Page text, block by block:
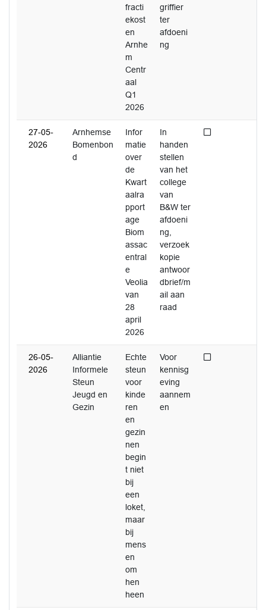
fracti
ekost
en
Arnhe
m
Centr
aal
Q1
2026
griffier
ter
afdoeni
ng
27-05-
2026
Arnhemse
Bomenbon
d
Infor
matie
over
de
Kwart
aalra
pport
age
Biom
assac
entral
e
Veolia
van
28
april
2026
In
handen
stellen
van het
college
van
B&W ter
afdoeni
ng,
verzoek
kopie
antwoor
dbrief/m
ail aan
raad
Niet afgedaan
26-05-
2026
Alliantie
Informele
Steun
Jeugd en
Gezin
Echte
steun
voor
kinde
ren
en
gezin
nen
begin
t niet
bij
een
loket,
maar
bij
mens
en
om
hen
heen
Voor
kennisg
eving
aannem
en
Niet afgedaan